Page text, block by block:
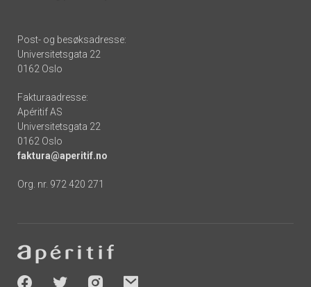
Post- og besøksadresse:
Universitetsgata 22
0162 Oslo
Fakturaadresse:
Apéritif AS
Universitetsgata 22
0162 Oslo
faktura@aperitif.no
Org. nr. 972 420 271
-